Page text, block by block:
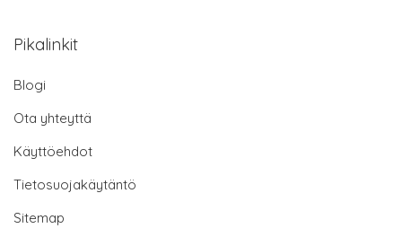
Pikalinkit
Blogi
Ota yhteyttä
Käyttöehdot
Tietosuojakäytäntö
Sitemap